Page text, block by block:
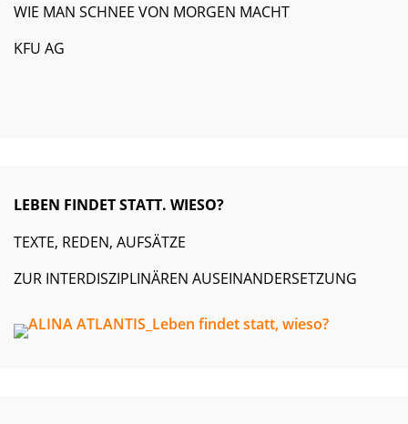
WIE MAN SCHNEE VON MORGEN MACHT
KFU AG
LEBEN FINDET STATT. WIESO?
TEXTE, REDEN, AUFSÄTZE
ZUR INTERDISZIPLINÄREN AUSEINANDERSETZUNG